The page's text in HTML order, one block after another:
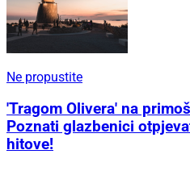
Ne propustite
'Tragom Olivera' na
Poznati glazbenici
hitove!